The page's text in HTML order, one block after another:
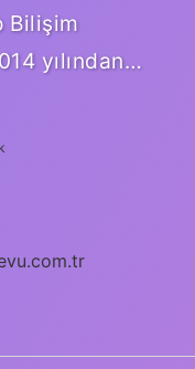
Bilişim
yılından…